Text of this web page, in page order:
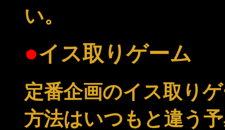
い。
●イス取りゲーム
定番企画のイス取り
方法はいつもと違う